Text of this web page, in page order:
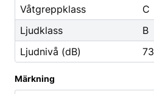
Våtgreppklass
C
Ljudklass
B
Ljudnivå (dB)
Märkning